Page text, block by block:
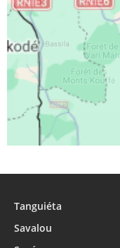
Tanguiéta
Savalou